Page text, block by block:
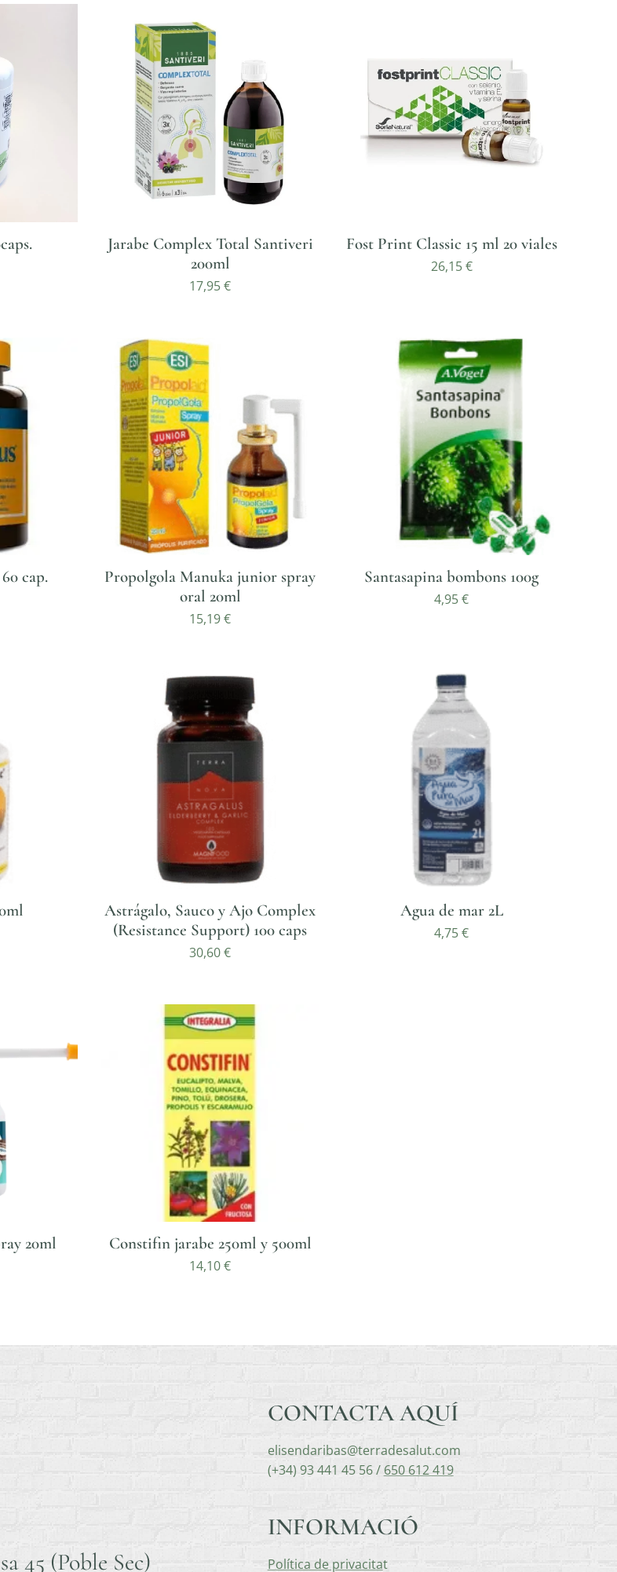
Jarabe Complex Total Santiveri
200ml
17,95€
Fost Print Classic 15 ml 20 viales
26,15€
cap.
Propolgola Manuka junior spray
oral 20ml
15,19€
Santasapina bombons 100g
4,95€
Astrágalo, Sauco y Ajo Complex
(Resistance Support) 100 caps
30,60€
Agua de mar 2L
4,75€
20ml Constifin jarabe 250ml y 500ml
14,10€
45 (Poble Sec)
CONTACTA AQUÍ
elisendaribas@terradesalut.com
(+34) 93 441 45 56 / 650 612 419
INFORMACIÓ
Política de privacitat